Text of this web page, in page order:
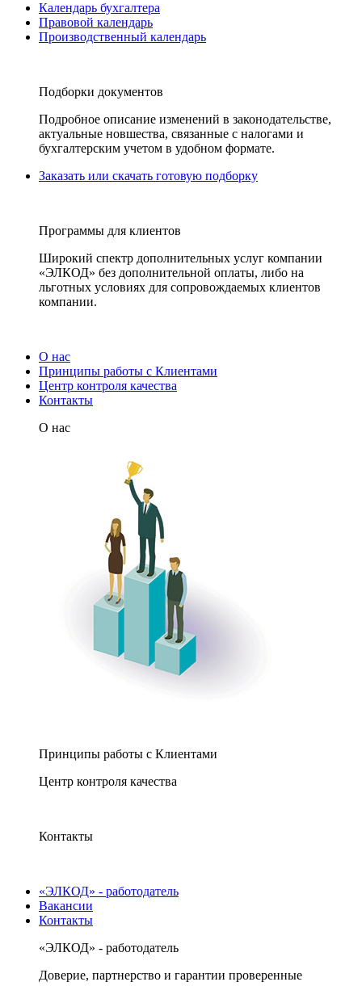
Календарь бухгалтера
Правовой календарь
Производственный календарь
Подборки документов
Подробное описание изменений в законодательстве,
актуальные новшества, связанные с налогами и
бухгалтерским учетом в удобном формате.
Заказать или скачать готовую подборку
Программы для клиентов
Широкий спектр дополнительных услуг компании
«ЭЛКОД» без дополнительной оплаты, либо на
льготных условиях для сопровождаемых клиентов
компании.
О нас
Принципы работы с Клиентами
Центр контроля качества
Контакты
О нас
Принципы работы с Клиентами
Центр контроля качества
Контакты
«ЭЛКОД» - работодатель
Вакансии
Контакты
«ЭЛКОД» - работодатель
Доверие, партнерство и гарантии проверенные